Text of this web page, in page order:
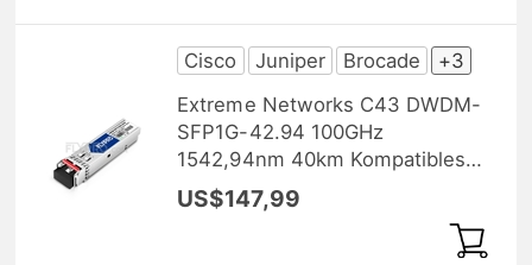
Cisco Juniper Brocade
+3
Extreme Networks C43 DWDM-
SFP1G-42.94 100GHz
1542,94nm 40km Kompatibles
1000BASE-DWDM SFP
Transceiver Modul, DOM
US$147,99